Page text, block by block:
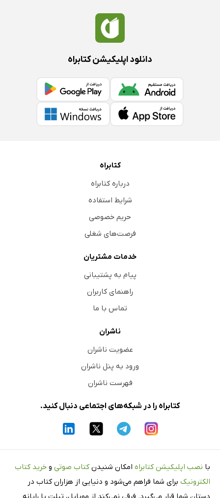
دانلود اپلیکیشن کتابراه
کتابراه
درباره کتابراه
شرایط استفاده
حریم خصوصی
فرصت‌های شغلی
خدمات مشتریان
پیام به پشتیبانی
راهنمای کاربران
تماس با ما
ناشران
عضویت ناشران
ورود به پنل ناشران
فهرست ناشران
کتابراه را در شبکه‌های اجتماعی دنبال کنید.
با نصب اپلیکیشن کتابراه امکان شنیدن کتاب صوتی و خرید کتاب
الکترونیک برای شما فراهم می‌شود و دنیایی از هزاران کتاب در